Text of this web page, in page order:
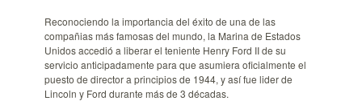
Reconociendo la importancia del éxito de una de las
compañias más famosas del mundo, la Marina de Estados
Unidos accedió a liberar el teniente Henry Ford II de su
servicio anticipadamente para que asumiera oficialmente el
puesto de director a principios de 1944, y así fue lider de
Lincoln y Ford durante más de 3 décadas.